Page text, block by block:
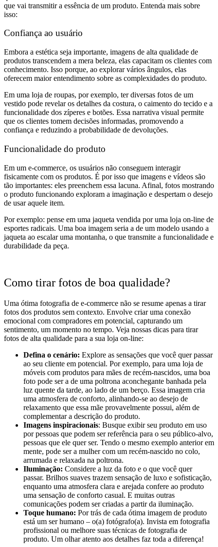
que vai transmitir a essência de um produto. Entenda mais sobre
isso:
Confiança ao usuário
Embora a estética seja importante, imagens de alta qualidade de
produtos transcendem a mera beleza, elas capacitam os clientes com
conhecimento. Isso porque, ao explorar vários ângulos, elas
oferecem maior entendimento sobre as complexidades do produto.
Em uma loja de roupas, por exemplo, ter diversas fotos de um
vestido pode revelar os detalhes da costura, o caimento do tecido e a
funcionalidade dos zíperes e botões. Essa narrativa visual permite
que os clientes tomem decisões informadas, promovendo a
confiança e reduzindo a probabilidade de devoluções.
Funcionalidade do produto
Em um e-commerce, os usuários não conseguem interagir
fisicamente com os produtos. É por isso que imagens e vídeos são
tão importantes: eles preenchem essa lacuna. Afinal, fotos mostrando
o produto funcionando exploram a imaginação e despertam o desejo
de usar aquele item.
Por exemplo: pense em uma jaqueta vendida por uma loja on-line de
esportes radicais. Uma boa imagem seria a de um modelo usando a
jaqueta ao escalar uma montanha, o que transmite a funcionalidade e
durabilidade da peça.
Como tirar fotos de boa qualidade?
Uma ótima fotografia de e-commerce não se resume apenas a tirar
fotos dos produtos sem contexto. Envolve criar uma conexão
emocional com compradores em potencial, capturando um
sentimento, um momento no tempo. Veja nossas dicas para tirar
fotos de alta qualidade para a sua loja on-line:
Defina o cenário: Explore as sensações que você quer passar
ao seu cliente em potencial. Por exemplo, para uma loja de
móveis com produtos para mães de recém-nascidos, uma boa
foto pode ser a de uma poltrona aconchegante banhada pela
luz quente da tarde, ao lado de um berço. Essa imagem cria
uma atmosfera de conforto, alinhando-se ao desejo de
relaxamento que essa mãe provavelmente possui, além de
complementar a descrição do produto.
Imagens inspiracionais: Busque exibir seu produto em uso
por pessoas que podem ser referência para o seu público-alvo,
pessoas que ele quer ser. Tendo o mesmo exemplo anterior em
mente, pode ser a mulher com um recém-nascido no colo,
arrumada e relaxada na poltrona.
Iluminação: Considere a luz da foto e o que você quer
passar. Brilhos suaves trazem sensação de luxo e sofisticação,
enquanto uma atmosfera clara e arejada confere ao produto
uma sensação de conforto casual. E muitas outras
comunicações podem ser criadas a partir da iluminação.
Toque humano: Por trás de cada ótima imagem de produto
está um ser humano – o(a) fotógrafo(a). Invista em fotografia
profissional ou melhore suas técnicas de fotografia de
produto. Um olhar atento aos detalhes faz toda a diferença!